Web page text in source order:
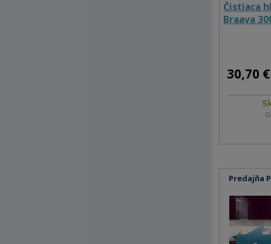
Čistiaca
Braava
30,70 €
Predajňa